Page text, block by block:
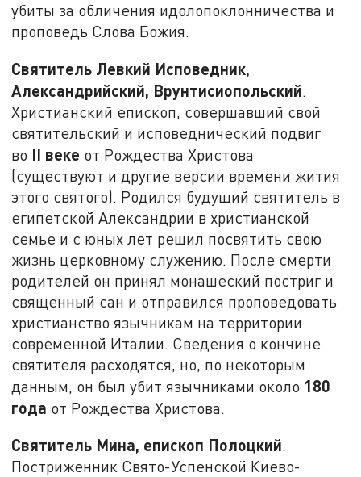
убиты за обличения идолопоклонничества и
проповедь Слова Божия.
Святитель Левкий Исповедник,
Александрийский, Врунтисиопольский.
Христианский епископ, совершавший свой
святительский и исповеднический подвиг
во II веке от Рождества Христова
(существуют и другие версии времени жития
этого святого). Родился будущий святитель в
египетской Александрии в христианской
семье и с юных лет решил посвятить свою
жизнь церковному служению. После смерти
родителей он принял монашеский постриг и
священный сан и отправился проповедовать
христианство язычникам на территории
современной Италии. Сведения о кончине
святителя расходятся, но, по некоторым
данным, он был убит язычниками около 180
года от Рождества Христова.
Святитель Мина, епископ Полоцкий.
Постриженник Свято-Успенской Киево-